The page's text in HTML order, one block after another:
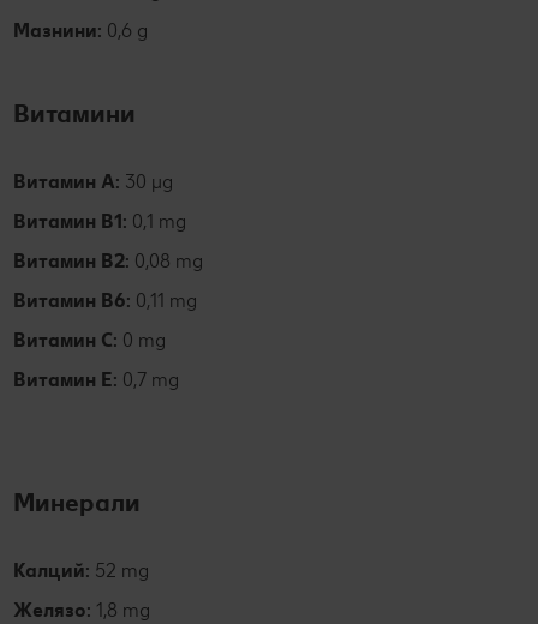
Мазнини: 0,6 g
Витамини
Витамин А: 30 µg
Витамин В1: 0,1 mg
Витамин В2: 0,08 mg
Витамин В6: 0,11 mg
Витамин С: 0 mg
Витамин Е: 0,7 mg
Минерали
Калций: 52 mg
Желязо: 1,8 mg